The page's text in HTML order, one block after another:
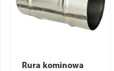
Rura kominowa